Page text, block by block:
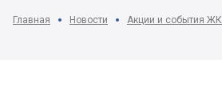
Главная Новости Акции и события ЖК